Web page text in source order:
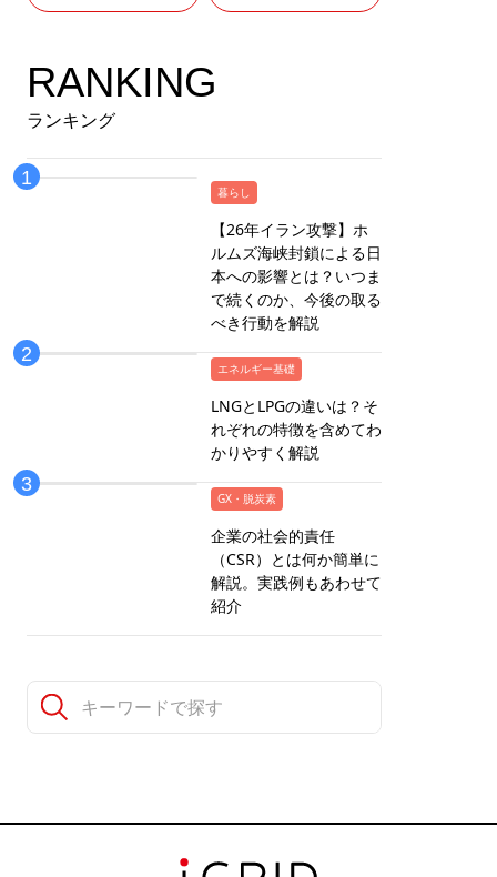
RANKING
ランキング
暮らし
【26年イラン攻撃】ホ
ルムズ海峡封鎖による日
本への影響とは？いつま
で続くのか、今後の取る
べき行動を解説
エネルギー基礎
LNGとLPGの違いは？そ
れぞれの特徴を含めてわ
かりやすく解説
GX・脱炭素
企業の社会的責任
（CSR）とは何か簡単に
解説。実践例もあわせて
紹介